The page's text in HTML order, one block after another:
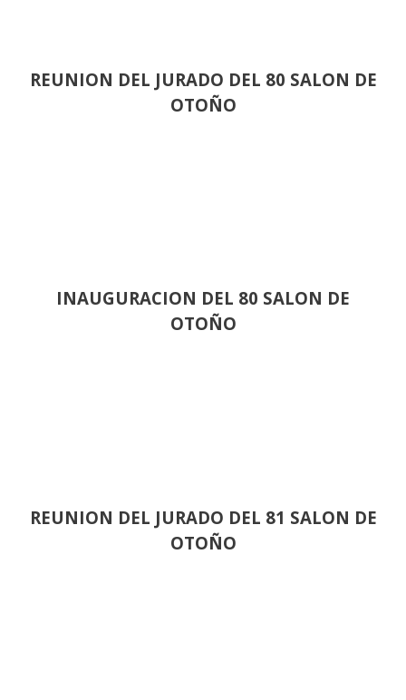
REUNION DEL JURADO DEL 80 SALON DE
OTOÑO
INAUGURACION DEL 80 SALON DE
OTOÑO
REUNION DEL JURADO DEL 81 SALON DE
OTOÑO